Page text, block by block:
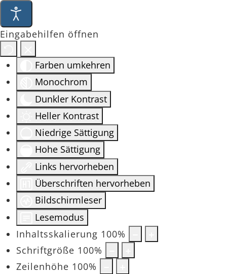
Eingabehilfen öffnen
Farben umkehren
Monochrom
Dunkler Kontrast
Heller Kontrast
Niedrige Sättigung
Hohe Sättigung
Links hervorheben
Überschriften hervorheben
Bildschirmleser
Lesemodus
Inhaltsskalierung 100%
Schriftgröße 100%
Zeilenhöhe 100%